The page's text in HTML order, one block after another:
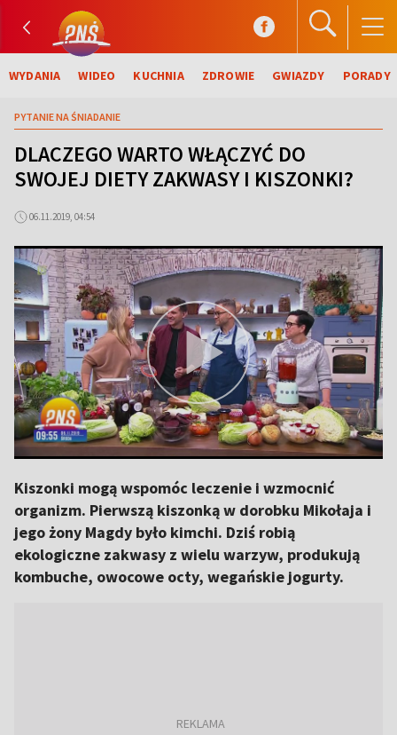
WYDANIA WIDEO KUCHNIA ZDROWIE GWIAZDY PORADY
PYTANIE NA ŚNIADANIE
DLACZEGO WARTO WŁĄCZYĆ DO
SWOJEJ DIETY ZAKWASY I KISZONKI?
06.11.2019, 04:54
Kiszonki mogą wspomóc leczenie i wzmocnić
organizm. Pierwszą kiszonką w dorobku Mikołaja i
jego żony Magdy było kimchi. Dziś robią
ekologiczne zakwasy z wielu warzyw, produkują
kombuche, owocowe octy, wegańskie jogurty.